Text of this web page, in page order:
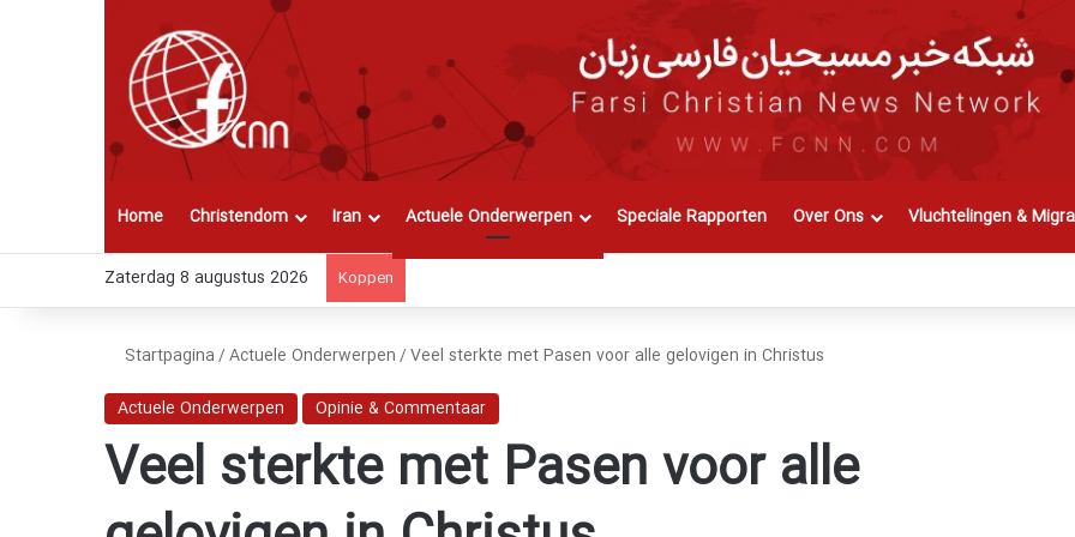
Home Christendom Iran Actuele Onderwerpen Speciale Rapporten Over Ons Vluchtelingen &
Zaterdag 8 augustus 2026 Koppen
Startpagina/Actuele Onderwerpen/Veel sterkte met Pasen voor alle gelovigen in Christus
Actuele Onderwerpen
Opinie & Commentaar
Veel sterkte met Pasen voor alle